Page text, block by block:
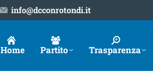
info@dcconrotondi.it
Home Partito Trasparenza